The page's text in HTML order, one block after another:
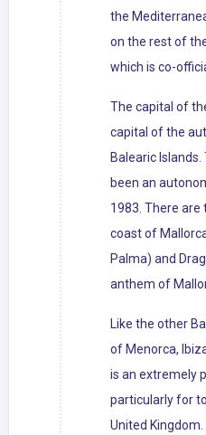
the
on the rest of
which is co-
The capital of
capital of the
Balearic
been an
1983. There
coast of
Palma) and
anthem of
Like the other
of Menorca,
is an extremely
particularly for
United